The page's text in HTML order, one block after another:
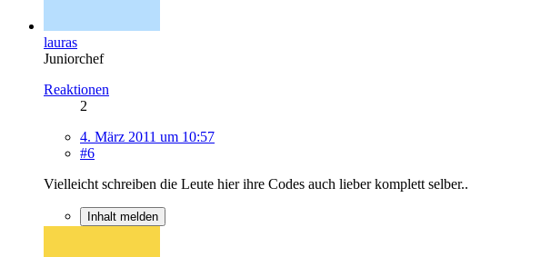
lauras
Juniorchef
Reaktionen
2
4. März 2011 um 10:57
#6
Vielleicht schreiben die Leute hier ihre Codes auch lieber komplett selber..
Inhalt melden